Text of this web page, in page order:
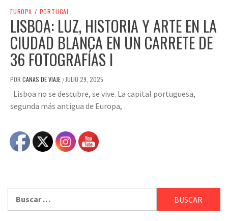
EUROPA / PORTUGAL
LISBOA: LUZ, HISTORIA Y ARTE EN LA
CIUDAD BLANCA EN UN CARRETE DE
36 FOTOGRAFÍAS I
POR CANAS DE VIAJE /JULIO 29, 2025
Lisboa no se descubre, se vive. La capital portuguesa,
segunda más antigua de Europa,